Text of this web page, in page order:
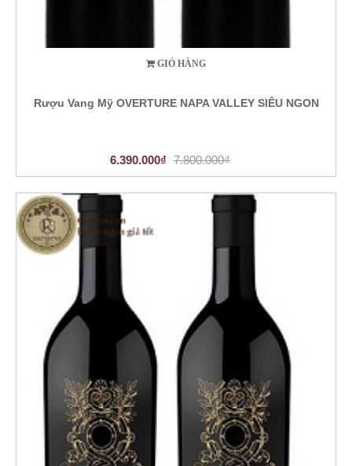
GIỎ HÀNG
Rượu Vang Mỹ OVERTURE NAPA VALLEY SIÊU NGON
6.390.000₫ 7.800.000₫